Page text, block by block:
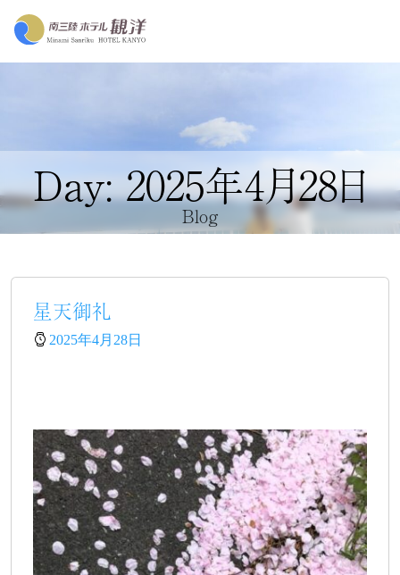
Day: 2025年4月28日
Blog
星天御礼
2025年4月28日